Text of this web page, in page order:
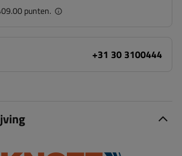
punten.
+31 30 3100444